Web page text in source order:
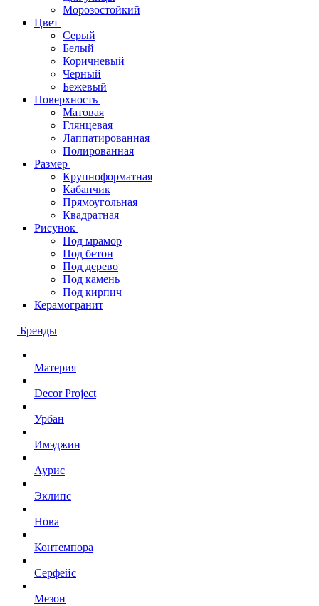
Морозостойкий
Цвет
Серый
Белый
Коричневый
Черный
Бежевый
Поверхность
Матовая
Глянцевая
Лаппатированная
Полированная
Размер
Крупноформатная
Кабанчик
Прямоугольная
Квадратная
Рисунок
Под мрамор
Под бетон
Под дерево
Под камень
Под кирпич
Керамогранит
Бренды
Материя
Decor Project
Урбан
Имэджин
Аурис
Эклипс
Нова
Контемпора
Серфейс
Мезон